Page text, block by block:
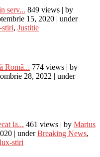
serv... 849 views | by
15, 2020 | under
, Justitie
Româ... 774 views | by
28, 2022 | under
la... 461 views | by Marius
| underBreaking News,
stiri